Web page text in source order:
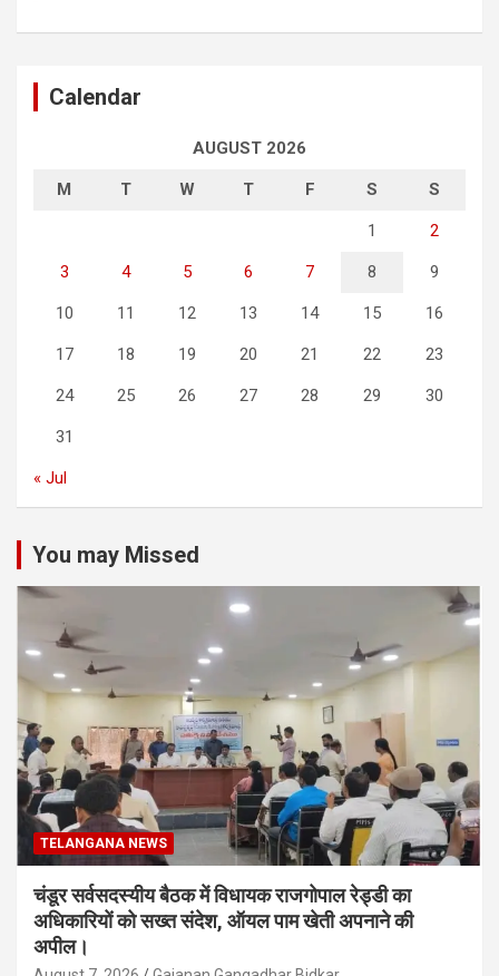
Calendar
AUGUST 2026
M T W T F S S
1 2
3 4 5 6 7 8 9
10 11 12 13 14 15 16
17 18 19 20 21 22 23
24 25 26 27 28 29 30
31
« Jul
You may Missed
TELANGANA NEWS
चंडूर सर्वसदस्यीय बैठक में विधायक राजगोपाल रेड्डी का
अधिकारियों को सख्त संदेश, ऑयल पाम खेती अपनाने की
अपील।